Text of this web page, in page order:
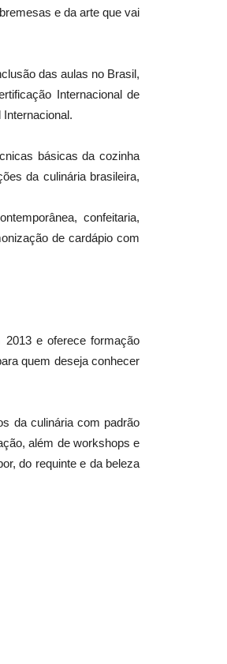
e da arte que vai
das aulas no Brasil,
Internacional de
básicas da cozinha
da culinária brasileira,
confeitaria,
de cardápio com
e oferece formação
quem deseja conhecer
da culinária com padrão
além de workshops e
do requinte e da beleza